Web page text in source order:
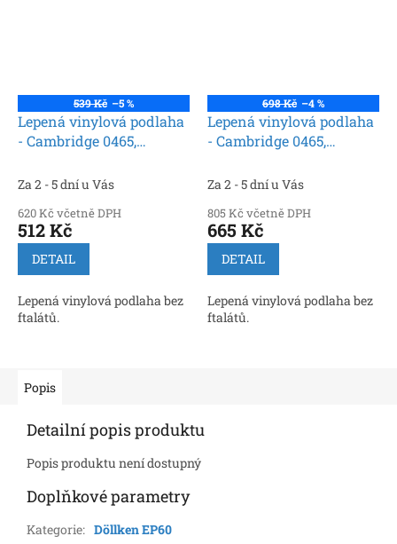
539 Kč –5 %
Lepená vinylová podlaha
- Cambridge 0465,
Za 2 - 5 dní u Vás
620 Kč včetně DPH
512 Kč
DETAIL
Lepená vinylová podlaha bez
ftalátů.
698 Kč –4 %
Lepená vinylová podlaha
- Cambridge 0465,
Za 2 - 5 dní u Vás
805 Kč včetně DPH
665 Kč
DETAIL
Lepená vinylová podlaha bez
ftalátů.
Popis
Detailní popis produktu
Popis produktu není dostupný
Doplňkové parametry
Kategorie: Döllken EP60